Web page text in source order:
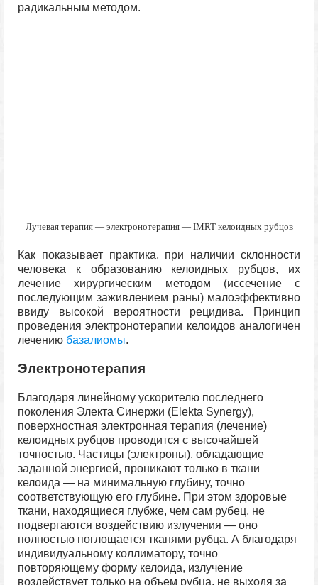
радикальным методом.
Лучевая терапия — электронотерапия — IMRT келоидных рубцов
Как показывает практика, при наличии склонности
человека к образованию келоидных рубцов, их
лечение хирургическим методом (иссечение с
последующим заживлением раны) малоэффективно
ввиду высокой вероятности рецидива. Принцип
проведения электронотерапии келоидов аналогичен
лечению базалиомы.
Электронотерапия
Благодаря линейному ускорителю последнего
поколения Электа Синержи (Elekta Synergy),
поверхностная электронная терапия (лечение)
келоидных рубцов проводится с высочайшей
точностью. Частицы (электроны), обладающие
заданной энергией, проникают только в ткани
келоида — на минимальную глубину, точно
соответствующую его глубине. При этом здоровые
ткани, находящиеся глубже, чем сам рубец, не
подвергаются воздействию излучения — оно
полностью поглощается тканями рубца. А благодаря
индивидуальному коллиматору, точно
повторяющему форму келоида, излучение
воздействует только на объем рубца, не выходя за